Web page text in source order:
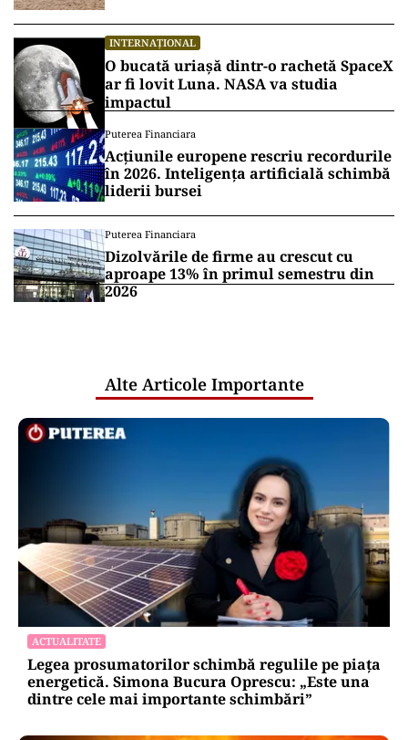
INTERNAȚIONAL
O bucată uriașă dintr-o rachetă SpaceX
ar fi lovit Luna. NASA va studia
impactul
Puterea Financiara
Acțiunile europene rescriu recordurile
în 2026. Inteligența artificială schimbă
liderii bursei
Puterea Financiara
Dizolvările de firme au crescut cu
aproape 13% în primul semestru din
2026
Alte Articole Importante
ACTUALITATE
Legea prosumatorilor schimbă regulile pe piața
energetică. Simona Bucura Oprescu: „Este una
dintre cele mai importante schimbări”